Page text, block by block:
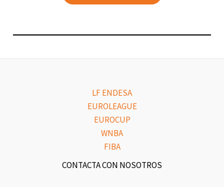
LF ENDESA
EUROLEAGUE
EUROCUP
WNBA
FIBA
CONTACTA CON NOSOTROS